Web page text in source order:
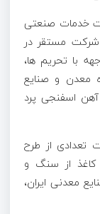
خدمات صنعتی
شرکت مستقر در
با تحریم ها،
معدن و صنایع
اسفنجی پرد
تعدادی از طرح
کاغذ از سنگ و
معدنی ایران،